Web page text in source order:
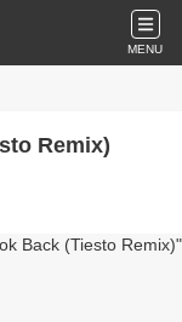
MENU
Remix)